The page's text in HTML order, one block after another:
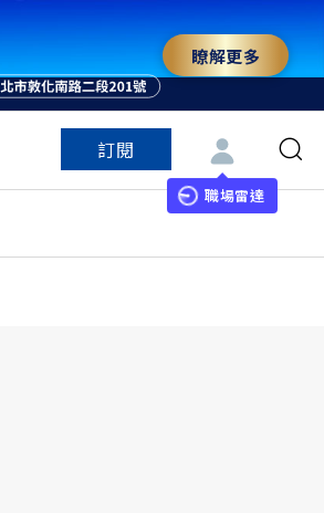
同行
瞭解更多
訂閱
職場雷達
特色頻道